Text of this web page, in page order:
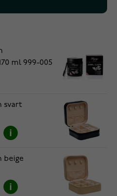
ml 999-005
svart
beige